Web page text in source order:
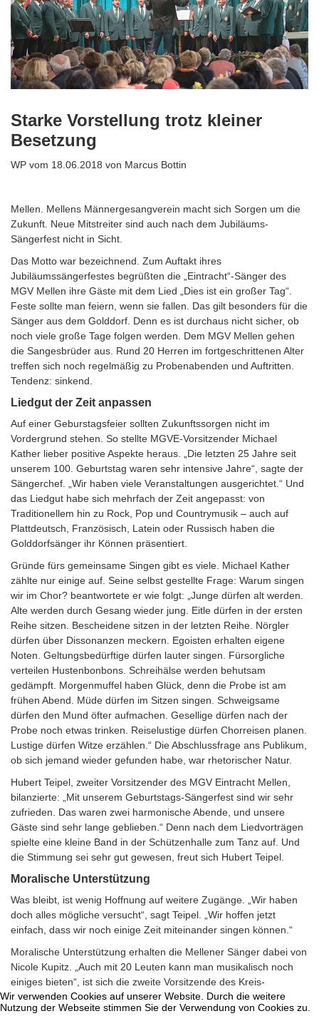
Starke Vorstellung trotz kleiner
Besetzung
WP vom 18.06.2018 von Marcus Bottin
Mellen. Mellens Männergesangverein macht sich Sorgen um die
Zukunft. Neue Mitstreiter sind auch nach dem Jubiläums-
Sängerfest nicht in Sicht.
Das Motto war bezeichnend. Zum Auftakt ihres
Jubiläumssängerfestes begrüßten die „Eintracht“-Sänger des
MGV Mellen ihre Gäste mit dem Lied „Dies ist ein großer Tag“.
Feste sollte man feiern, wenn sie fallen. Das gilt besonders für die
Sänger aus dem Golddorf. Denn es ist durchaus nicht sicher, ob
noch viele große Tage folgen werden. Dem MGV Mellen gehen
die Sangesbrüder aus. Rund 20 Herren im fortgeschrittenen Alter
treffen sich noch regelmäßig zu Probenabenden und Auftritten.
Tendenz: sinkend.
Liedgut der Zeit anpassen
Auf einer Geburstagsfeier sollten Zukunftssorgen nicht im
Vordergrund stehen. So stellte MGVE-Vorsitzender Michael
Kather lieber positive Aspekte heraus. „Die letzten 25 Jahre seit
unserem 100. Geburtstag waren sehr intensive Jahre“, sagte der
Sängerchef. „Wir haben viele Veranstaltungen ausgerichtet.“ Und
das Liedgut habe sich mehrfach der Zeit angepasst: von
Traditionellem hin zu Rock, Pop und Countrymusik – auch auf
Plattdeutsch, Französisch, Latein oder Russisch haben die
Golddorfsänger ihr Können präsentiert.
Gründe fürs gemeinsame Singen gibt es viele. Michael Kather
zählte nur einige auf. Seine selbst gestellte Frage: Warum singen
wir im Chor? beantwortete er wie folgt: „Junge dürfen alt werden.
Alte werden durch Gesang wieder jung. Eitle dürfen in der ersten
Reihe sitzen. Bescheidene sitzen in der letzten Reihe. Nörgler
dürfen über Dissonanzen meckern. Egoisten erhalten eigene
Noten. Geltungsbedürftige dürfen lauter singen. Fürsorgliche
verteilen Hustenbonbons. Schreihälse werden behutsam
gedämpft. Morgenmuffel haben Glück, denn die Probe ist am
frühen Abend. Müde dürfen im Sitzen singen. Schweigsame
dürfen den Mund öfter aufmachen. Gesellige dürfen nach der
Probe noch etwas trinken. Reiselustige dürfen Chorreisen planen.
Lustige dürfen Witze erzählen.“ Die Abschlussfrage ans Publikum,
ob sich jemand wieder gefunden habe, war rhetorischer Natur.
Hubert Teipel, zweiter Vorsitzender des MGV Eintracht Mellen,
bilanzierte: „Mit unserem Geburtstags-Sängerfest sind wir sehr
zufrieden. Das waren zwei harmonische Abende, und unsere
Gäste sind sehr lange geblieben.“ Denn nach dem Liedvorträgen
spielte eine kleine Band in der Schützenhalle zum Tanz auf. Und
die Stimmung sei sehr gut gewesen, freut sich Hubert Teipel.
Moralische Unterstützung
Was bleibt, ist wenig Hoffnung auf weitere Zugänge. „Wir haben
doch alles mögliche versucht“, sagt Teipel. „Wir hoffen jetzt
einfach, dass wir noch einige Zeit miteinander singen können.“
Moralische Unterstützung erhalten die Mellener Sänger dabei von
Nicole Kupitz. „Auch mit 20 Leuten kann man musikalisch noch
einiges bieten“, ist sich die zweite Vorsitzende des Kreis-
Chorverbandes Arnsberg sicher.
Wir verwenden Cookies auf unserer Website. Durch die weitere
Nutzung der Webseite stimmen Sie der Verwendung von Cookies zu.